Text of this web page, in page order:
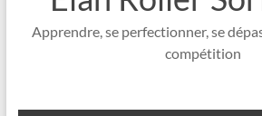
Apprendre, se perfectionner, se
compétition